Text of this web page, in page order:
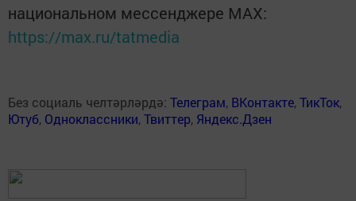
национальном мессенджере MАХ:
https://max.ru/tatmedia
Без социаль челтәрләрдә: Телеграм, ВКонтакте,ТикТок,
Ютуб, Одноклассники,Твиттер, Яндекс.Дзен